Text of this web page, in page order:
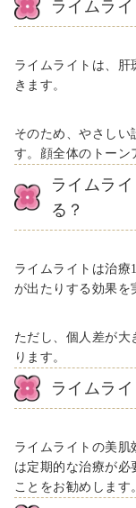
ライムラ
ライムライトは、
きます。
そのため、やさしい
す。顔全体のトーン
ライムラ
る？
ライムライトは治療
が出たりする効果を
ただし、個人差が大
ります。
ライムラ
ライムライトの美肌
は定期的な治療が必
ことをお勧めします